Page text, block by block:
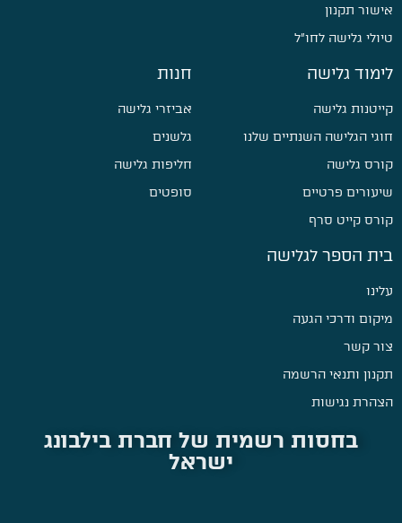
אישור תקנון
טיולי גלישה לחו״ל
לימוד גלישה
קייטנות גלישה
חוגי הגלישה השנתיים שלנו
קורס גלישה
שיעורים פרטיים
קורס קייט סרף
חנות
אביזרי גלישה
גלשנים
חליפות גלישה
סופטים
בית הספר לגלישה
עלינו
מיקום ודרכי הגעה
צור קשר
תקנון ותנאי הרשמה
הצהרת נגישות
בחסות רשמית של חברת בילבונג
ישראל